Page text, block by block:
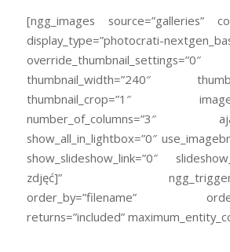
[ngg_images source=”galleries”
display_type=”photocrati-
override_thumbnail_settings=”0″
thumbnail_width=”240″
thumbnail_crop=”1″
number_of_columns=”3″
show_all_in_lightbox=”0″
show_slideshow_link=”0″
zdjęć]”
order_by=”filename”
returns=”included”